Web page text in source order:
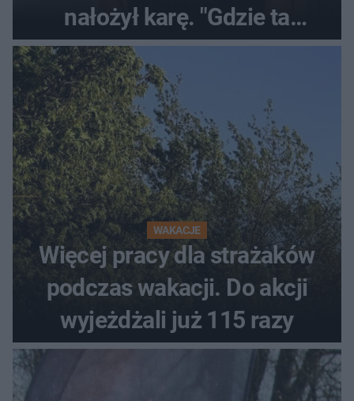
nałożył karę. "Gdzie ta
tolerancja?"
WAKACJE
Więcej pracy dla strażaków
podczas wakacji. Do akcji
wyjeżdżali już 115 razy